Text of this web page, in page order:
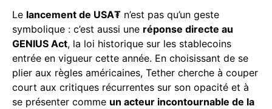
Le lancement de USA₮ n’est pas qu’un geste
symbolique : c’est aussi une réponse directe au
GENIUS Act, la loi historique sur les stablecoins
entrée en vigueur cette année. En choisissant de se
plier aux règles américaines, Tether cherche à couper
court aux critiques récurrentes sur son opacité et à
se présenter comme un acteur incontournable de la